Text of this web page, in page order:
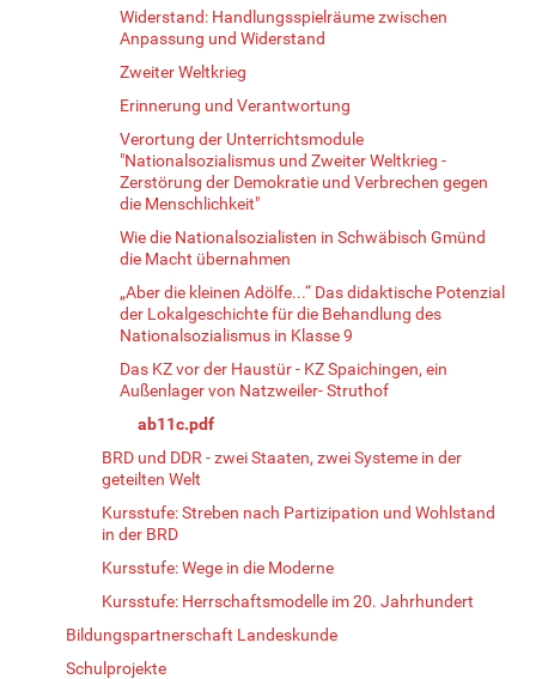
Widerstand: Handlungsspielräume zwischen
Anpassung und Widerstand
Zweiter Weltkrieg
Erinnerung und Verantwortung
Verortung der Unterrichtsmodule
"Nationalsozialismus und Zweiter Weltkrieg -
Zerstörung der Demokratie und Verbrechen gegen
die Menschlichkeit"
Wie die Nationalsozialisten in Schwäbisch Gmünd
die Macht übernahmen
„Aber die kleinen Adölfe...“ Das didaktische Potenzial
der Lokalgeschichte für die Behandlung des
Nationalsozialismus in Klasse 9
Das KZ vor der Haustür - KZ Spaichingen, ein
Außenlager von Natzweiler- Struthof
ab11c.pdf
BRD und DDR - zwei Staaten, zwei Systeme in der
geteilten Welt
Kursstufe: Streben nach Partizipation und Wohlstand
in der BRD
Kursstufe: Wege in die Moderne
Kursstufe: Herrschaftsmodelle im 20. Jahrhundert
Bildungspartnerschaft Landeskunde
Schulprojekte